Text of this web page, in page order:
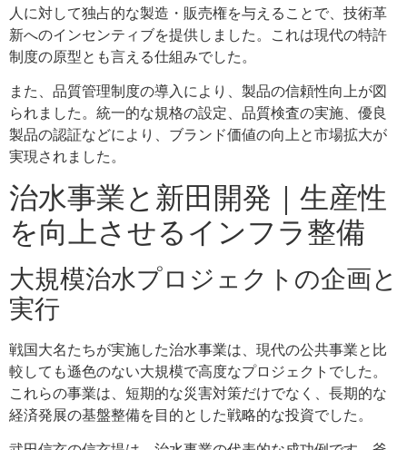
人に対して独占的な製造・販売権を与えることで、技術革
新へのインセンティブを提供しました。これは現代の特許
制度の原型とも言える仕組みでした。
また、品質管理制度の導入により、製品の信頼性向上が図
られました。統一的な規格の設定、品質検査の実施、優良
製品の認証などにより、ブランド価値の向上と市場拡大が
実現されました。
治水事業と新田開発｜生産性
を向上させるインフラ整備
大規模治水プロジェクトの企画と
実行
戦国大名たちが実施した治水事業は、現代の公共事業と比
較しても遜色のない大規模で高度なプロジェクトでした。
これらの事業は、短期的な災害対策だけでなく、長期的な
経済発展の基盤整備を目的とした戦略的な投資でした。